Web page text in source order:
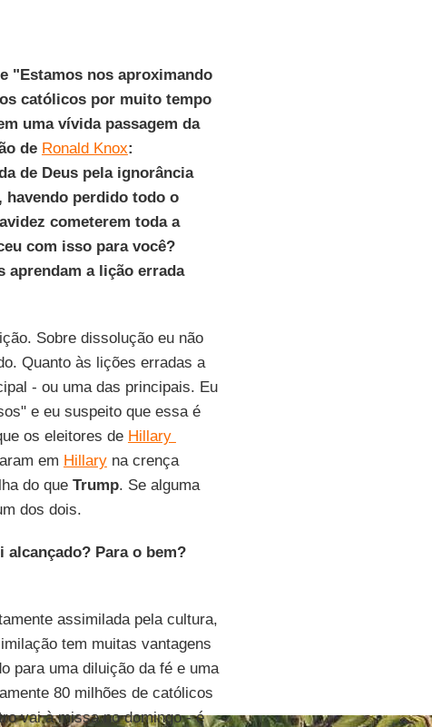
"Estamos nos aproximando
católicos por muito tempo
uma vívida passagem da
de Ronald Knox:
de Deus pela ignorância
havendo perdido todo o
cometerem toda a
com isso para você?
aprendam a lição errada
Sobre dissolução eu não
Quanto às lições erradas a
- ou uma das principais. Eu
e eu suspeito que essa é
os eleitores de Hillary
em Hillaryna crença
do que Trump. Se alguma
dos dois.
Para o bem?
assimilada pela cultura,
tem muitas vantagens
para uma diluição da fé e uma
80 milhões de católicos
vai à missa no domingo - é